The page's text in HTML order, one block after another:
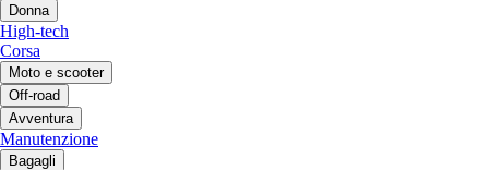
Donna
High-tech
Corsa
Moto e scooter
Off-road
Avventura
Manutenzione
Bagagli